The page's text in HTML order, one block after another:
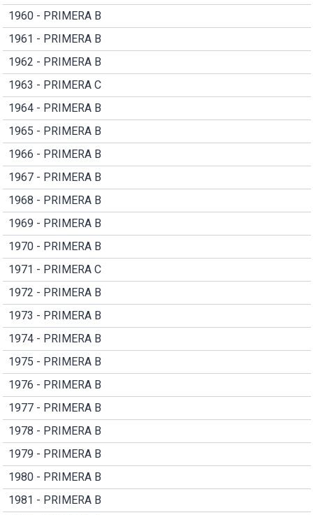
1960 - PRIMERA B
1961 - PRIMERA B
1962 - PRIMERA B
1963 - PRIMERA C
1964 - PRIMERA B
1965 - PRIMERA B
1966 - PRIMERA B
1967 - PRIMERA B
1968 - PRIMERA B
1969 - PRIMERA B
1970 - PRIMERA B
1971 - PRIMERA C
1972 - PRIMERA B
1973 - PRIMERA B
1974 - PRIMERA B
1975 - PRIMERA B
1976 - PRIMERA B
1977 - PRIMERA B
1978 - PRIMERA B
1979 - PRIMERA B
1980 - PRIMERA B
1981 - PRIMERA B